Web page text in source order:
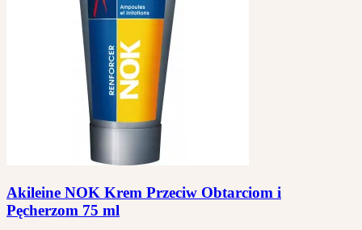
Akileine NOK Krem Przeciw Obtarciom i
Pęcherzom 75 ml